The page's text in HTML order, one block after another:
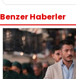
Benzer Haberler